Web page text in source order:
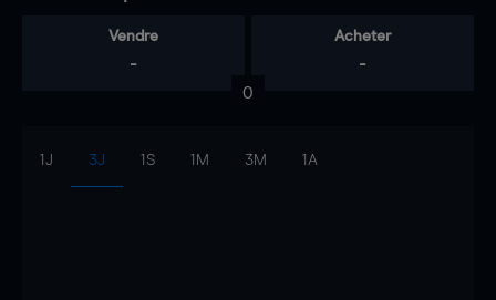
Vendre
-
Acheter
-
0
1J 3J 1S 1M 3M 1A